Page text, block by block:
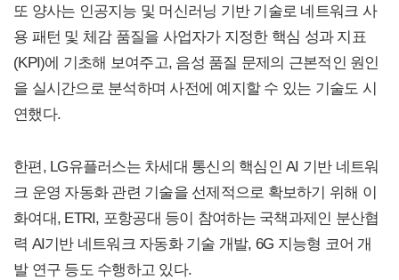
또 양사는 인공지능 및 머신러닝 기반 기술로 네트워크 사
용 패턴 및 체감 품질을 사업자가 지정한 핵심 성과 지표
(KPI)에 기초해 보여주고, 음성 품질 문제의 근본적인 원인
을 실시간으로 분석하며 사전에 예지할 수 있는 기술도 시
연했다.
한편, LG유플러스는 차세대 통신의 핵심인 AI 기반 네트워
크 운영 자동화 관련 기술을 선제적으로 확보하기 위해 이
화여대, ETRI, 포항공대 등이 참여하는 국책과제인 분산협
력 AI기반 네트워크 자동화 기술 개발, 6G 지능형 코어 개
발 연구 등도 수행하고 있다.